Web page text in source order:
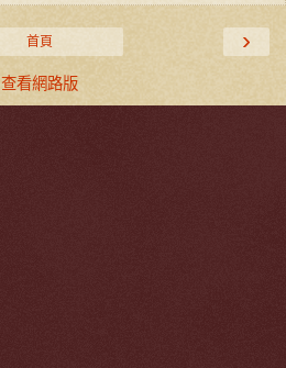
›
首頁
查看網路版